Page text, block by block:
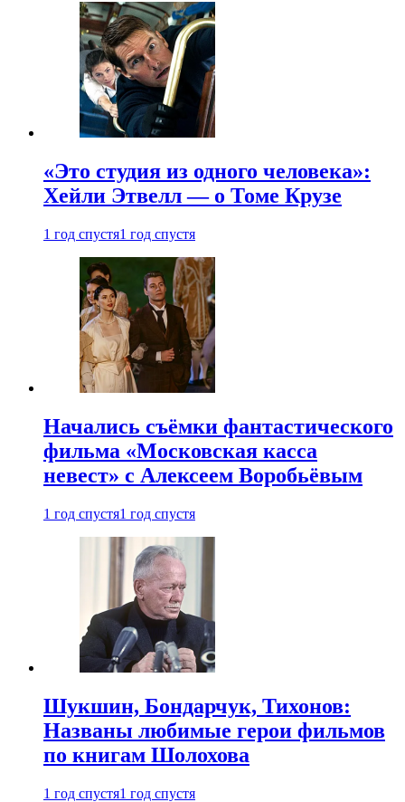
«Это студия из одного человека»:
Хейли Этвелл — о Томе Крузе
1 год спустя1 год спустя
Начались съёмки фантастического
фильма «Московская касса
невест» с Алексеем Воробьёвым
1 год спустя1 год спустя
Шукшин, Бондарчук, Тихонов:
Названы любимые герои фильмов
по книгам Шолохова
1 год спустя1 год спустя